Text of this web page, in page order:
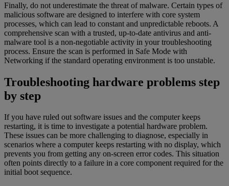
Finally, do not underestimate the threat of malware. Certain types of
malicious software are designed to interfere with core system
processes, which can lead to constant and unpredictable reboots. A
comprehensive scan with a trusted, up-to-date antivirus and anti-
malware tool is a non-negotiable activity in your troubleshooting
process. Ensure the scan is performed in Safe Mode with
Networking if the standard operating environment is too unstable.
Troubleshooting hardware problems step
by step
If you have ruled out software issues and the computer keeps
restarting, it is time to investigate a potential hardware problem.
These issues can be more challenging to diagnose, especially in
scenarios where a computer keeps restarting with no display, which
prevents you from getting any on-screen error codes. This situation
often points directly to a failure in a core component required for the
initial boot sequence.